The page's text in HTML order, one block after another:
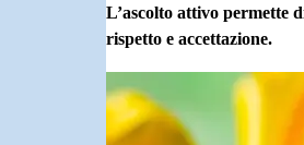
L’ascolto attivo permette
rispetto e accettazione.